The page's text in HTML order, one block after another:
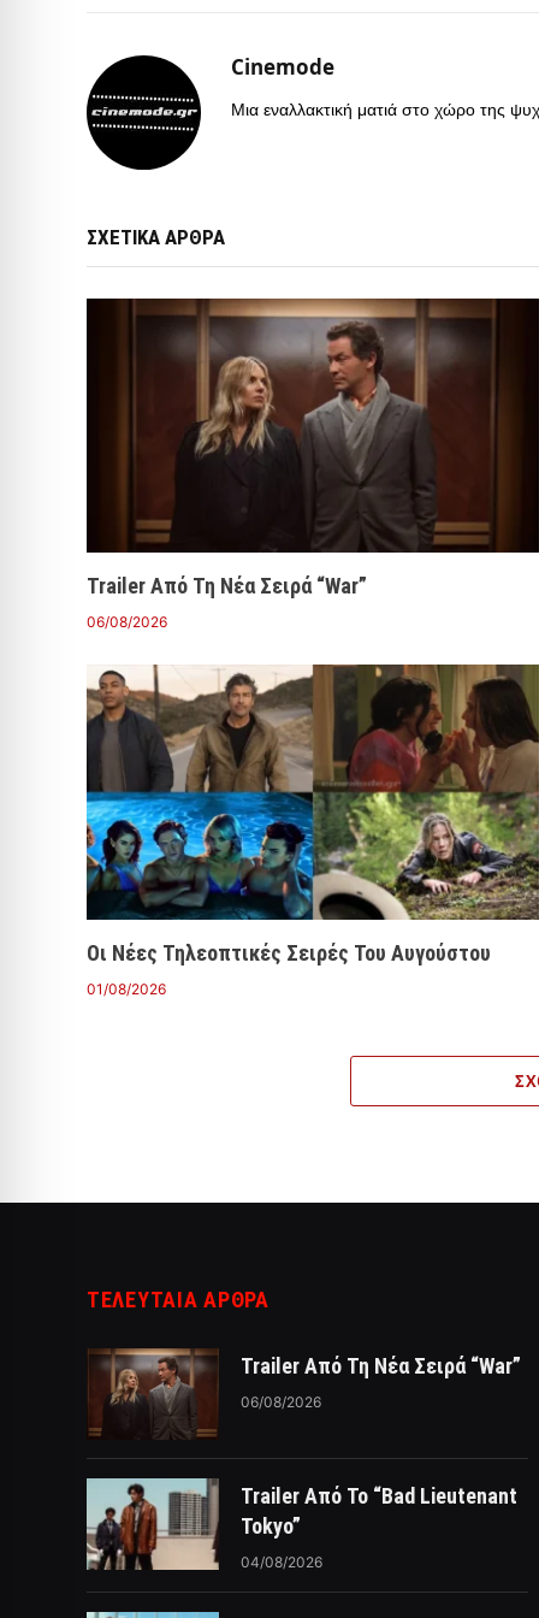
Cinemode
Μια εναλλακτική ματιά στο χώρο της
ΣΧΕΤΙΚΑ ΑΡΘΡΑ
Trailer Από Τη Νέα Σειρά “War”
06/08/2026
Οι Νέες Τηλεοπτικές Σειρές Του Αυγούστου
01/08/2026
ΤΕΛΕΥΤΑΙΑ ΑΡΘΡΑ
Trailer Από Τη Νέα Σειρά “War”
06/08/2026
Trailer Από Το “Bad Lieutenant
Tokyo”
04/08/2026